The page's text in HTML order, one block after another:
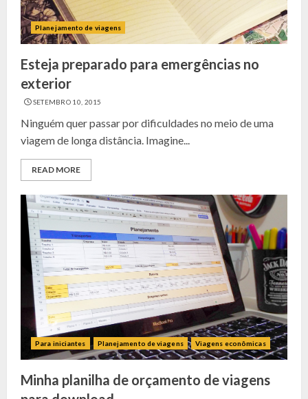
Planejamento de viagens
Esteja preparado para emergências no
exterior
SETEMBRO 10, 2015
Ninguém quer passar por dificuldades no meio de uma
viagem de longa distância. Imagine...
READ MORE
Para iniciantes Planejamento de viagens Viagens econômicas
Minha planilha de orçamento de viagens